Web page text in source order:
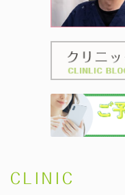
CLINIC